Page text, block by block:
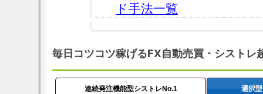
ド手法一覧
毎日コツコツ稼げるFX自動売買・シストレ
連続発注機能型シストレNo.1 選択